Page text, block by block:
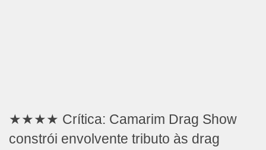
★★★★ Crítica: Camarim Drag Show
constrói envolvente tributo às drag